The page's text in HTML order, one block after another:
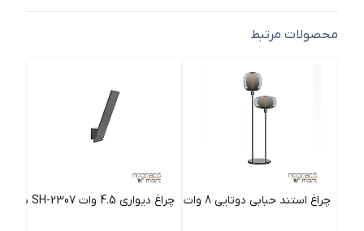
محصولات مرتبط
چراغ استند حبابی دوتایی 8 وات PLX7002 پولاکس چراغ دیواری 4.5 وات SH-2307 شعاع